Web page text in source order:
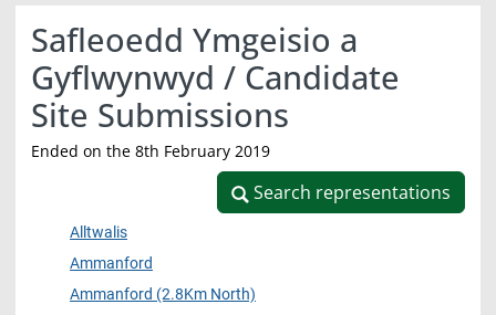
Safleoedd Ymgeisio a
Gyflwynwyd / Candidate
Site Submissions
Ended on the 8th February 2019
Search representations
Search representations
Alltwalis
Ammanford
Ammanford (2.8Km North)